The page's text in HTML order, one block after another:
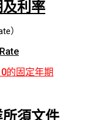
利 率
）
的固定年期
須文件